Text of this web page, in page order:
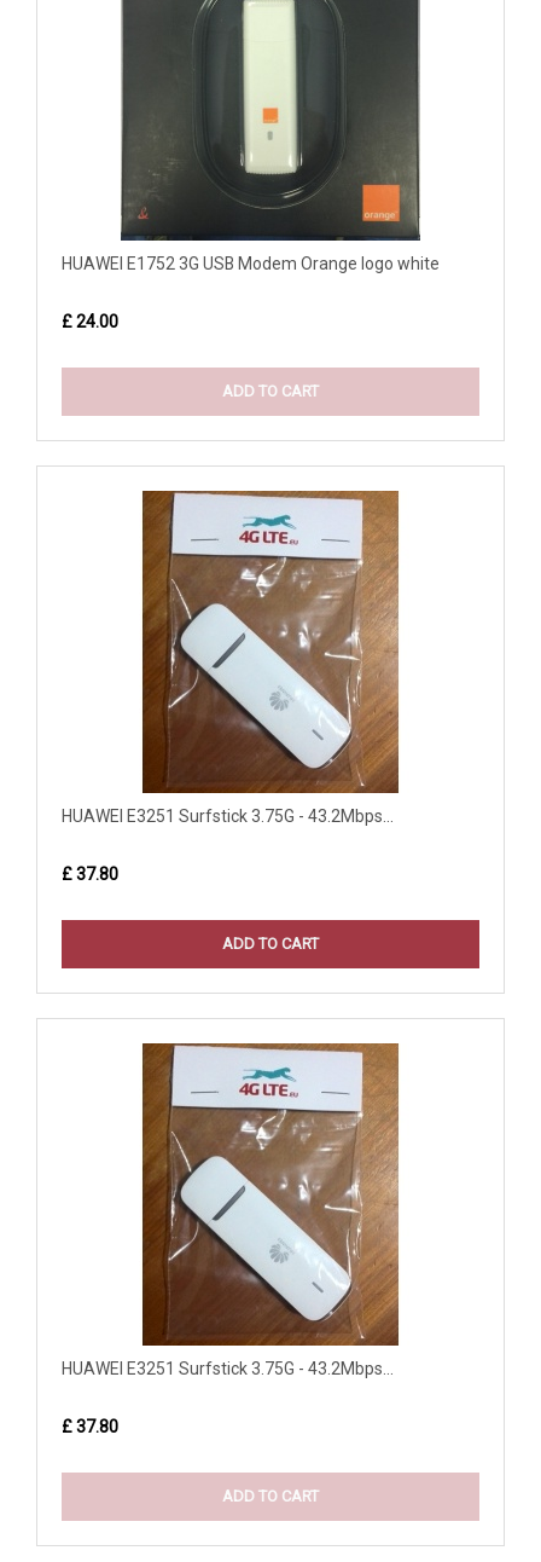
HUAWEI E1752 3G USB Modem Orange logo white
£ 24.00
ADD TO CART
HUAWEI E3251 Surfstick 3.75G - 43.2Mbps...
£ 37.80
ADD TO CART
HUAWEI E3251 Surfstick 3.75G - 43.2Mbps...
£ 37.80
ADD TO CART